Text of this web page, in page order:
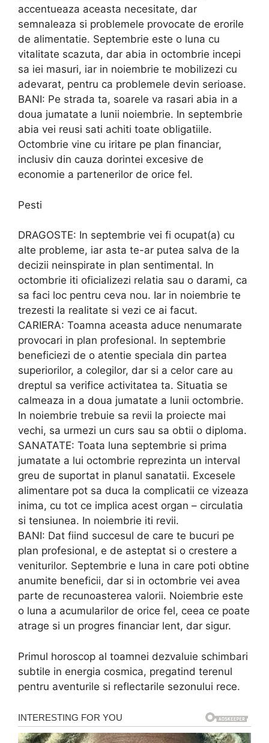
accentueaza aceasta necesitate, dar
semnaleaza si problemele provocate de erorile
de alimentatie. Septembrie este o luna cu
vitalitate scazuta, dar abia in octombrie incepi
sa iei masuri, iar in noiembrie te mobilizezi cu
adevarat, pentru ca problemele devin serioase.
BANI: Pe strada ta, soarele va rasari abia in a
doua jumatate a lunii noiembrie. In septembrie
abia vei reusi sati achiti toate obligatiile.
Octombrie vine cu iritare pe plan financiar,
inclusiv din cauza dorintei excesive de
economie a partenerilor de orice fel.
Pesti
DRAGOSTE: In septembrie vei fi ocupat(a) cu
alte probleme, iar asta te-ar putea salva de la
decizii neinspirate in plan sentimental. In
octombrie iti oficializezi relatia sau o darami, ca
sa faci loc pentru ceva nou. Iar in noiembrie te
trezesti la realitate si vezi ce ai facut.
CARIERA: Toamna aceasta aduce nenumarate
provocari in plan profesional. In septembrie
beneficiezi de o atentie speciala din partea
superiorilor, a colegilor, dar si a celor care au
dreptul sa verifice activitatea ta. Situatia se
calmeaza in a doua jumatate a lunii octombrie.
In noiembrie trebuie sa revii la proiecte mai
vechi, sa urmezi un curs sau sa obtii o diploma.
SANATATE: Toata luna septembrie si prima
jumatate a lui octombrie reprezinta un interval
greu de suportat in planul sanatatii. Excesele
alimentare pot sa duca la complicatii ce vizeaza
inima, cu tot ce implica acest organ – circulatia
si tensiunea. In noiembrie iti revii.
BANI: Dat fiind succesul de care te bucuri pe
plan profesional, e de asteptat si o crestere a
veniturilor. Septembrie e luna in care poti obtine
anumite beneficii, dar si in octombrie vei avea
parte de recunoasterea valorii. Noiembrie este
o luna a acumularilor de orice fel, ceea ce poate
atrage si un progres financiar lent, dar sigur.
Primul horoscop al toamnei dezvaluie schimbari
subtile in energia cosmica, pregatind terenul
pentru aventurile si reflectarile sezonului rece.